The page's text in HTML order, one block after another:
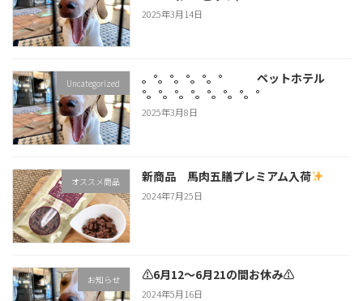
2025年3月14日
Uncategorized
。°。°。°。°。° ペットホテル
°。°。°。°。°。°。°。°
2025年3月8日
オススメ商品 新商品 馬肉五膳プレミアム入荷
2024年7月25日
お知らせ ⚠6月12～6月21の間お休み⚠
2024年5月16日